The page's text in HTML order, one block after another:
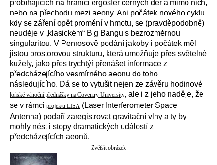
probíhajících na hranici ergosfér černých děr a mimo nich,
nebo na přechodu mezi aeony. Ani počátek nového cyklu,
kdy se záření opět promění v hmotu, se (pravděpodobně)
neuděje v „klasickém“ Big Bangu s bezrozměrnou
singularitou. V Penrosově podání jakoby i počátek měl
jistou prostorovou strukturu, která umožňuje přes světelné
kužely, jako přes trychtýř přenášet informace z
předcházejícího vesmírného aeonu do toho
následujícího. Dá se to vytušit nejen ze závěru hodinové
loňské vánoční přednášky na Coventry University, ale i z jeho naděje, že
se v rámci projektu LISA (Laser Interferometer Space
Antenna) podaří zaregistrovat gravitační vlny a ty by
mohly nést i stopy dramatických událostí z
předcházejících aeonů.
Zvětšit obrázek